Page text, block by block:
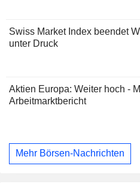
Swiss Market Index beendet
unter Druck
Aktien Europa: Weiter hoch -
Arbeitmarktbericht
Mehr Börsen-Nachrichten